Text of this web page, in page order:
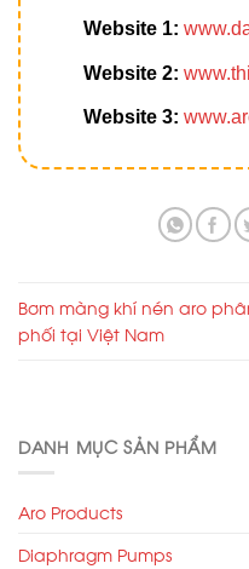
DANH MỤC SẢN PHẨM
Aro Products
Diaphragm Pumps
Website 1:
Website 2:
Website 3:
Bơm màng khí nén aro
phối tại Việt Nam